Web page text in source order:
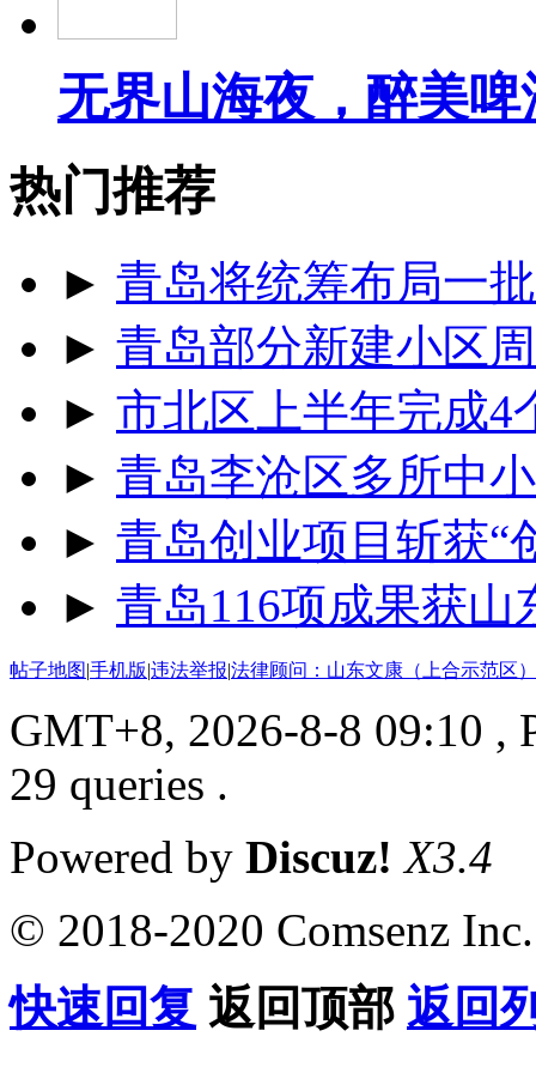
无界山海夜，醉美
热门推荐
► 青岛将统筹布局一
► 青岛部分新建小区
► 市北区上半年完成4
► 青岛李沧区多所中
► 青岛创业项目斩获“
► 青岛116项成果获
帖子地图|手机版|违法举报|法律顾问：山东文康（上合示范区
GMT+8, 2026-8-8 09:10 ,
29 queries .
Powered by Discuz! X3.4
© 2018-2020 Comsenz Inc.
快速回复 返回顶部 返回